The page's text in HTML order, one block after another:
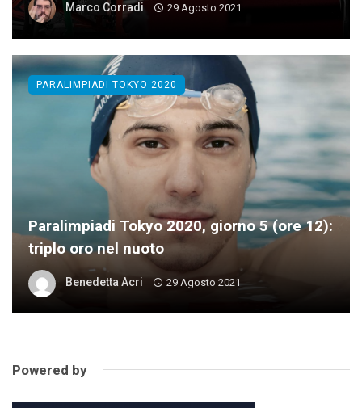
Marco Corradi 29 Agosto 2021
Paralimpiadi Tokyo 2020, giorno 5 (ore 12):
triplo oro nel nuoto
Benedetta Acri 29 Agosto 2021
PARALIMPIADI TOKYO 2020
Powered by